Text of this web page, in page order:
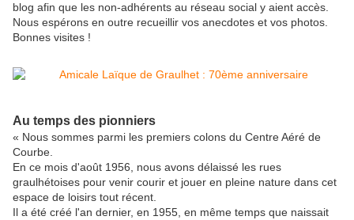
blog afin que les non-adhérents au réseau social y aient accès.
Nous espérons en outre recueillir vos anecdotes et vos photos.
Bonnes visites !
Au temps des pionniers
« Nous sommes parmi les premiers colons du Centre Aéré de
Courbe.
En ce mois d'août 1956, nous avons délaissé les rues
graulhétoises pour venir courir et jouer en pleine nature dans cet
espace de loisirs tout récent.
Il a été créé l'an dernier, en 1955, en même temps que naissait